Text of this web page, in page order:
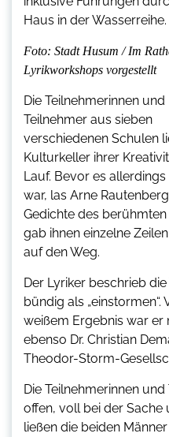
Haus in der Wasserreihe.
Foto: Stadt Husum / Im
Lyrikworkshops vorgestellt
Die Teilnehmerinnen und
Teilnehmer aus sieben
verschiedenen Schulen
Kulturkeller ihrer
Lauf. Bevor es
war, las Arne Rautenberg
Gedichte des
gab ihnen einzelne
auf den Weg.
Der Lyriker beschrieb
bündig als
weißem Ergebnis war er
ebenso Dr. Christian
Theodor-Storm-
Die Teilnehmerinnen
offen, voll bei der Sache
ließen die beiden